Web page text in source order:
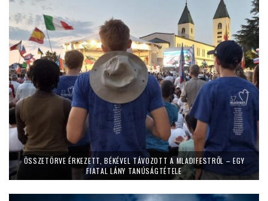
ÖSSZETÖRVE ÉRKEZETT, BÉKÉVEL TÁVOZOTT A MLADIFESTRŐL – EGY
FIATAL LÁNY TANÚSÁGTÉTELE